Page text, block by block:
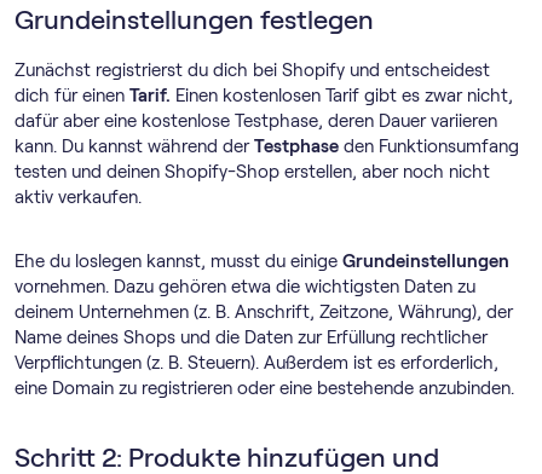
Grundeinstellungen festlegen
Zunächst registrierst du dich bei Shopify und entscheidest
dich für einen Tarif. Einen kostenlosen Tarif gibt es zwar nicht,
dafür aber eine kostenlose Testphase, deren Dauer variieren
kann. Du kannst während derTestphase den Funktionsumfang
testen und deinen Shopify-Shop erstellen, aber noch nicht
aktiv verkaufen.
Ehe du loslegen kannst, musst du einige Grundeinstellungen
vornehmen. Dazu gehören etwa die wichtigsten Daten zu
deinem Unternehmen (z. B. Anschrift, Zeitzone, Währung), der
Name deines Shops und die Daten zur Erfüllung rechtlicher
Verpflichtungen (z. B. Steuern). Außerdem ist es erforderlich,
eine Domain zu registrieren oder eine bestehende anzubinden.
Schritt 2: Produkte hinzufügen und